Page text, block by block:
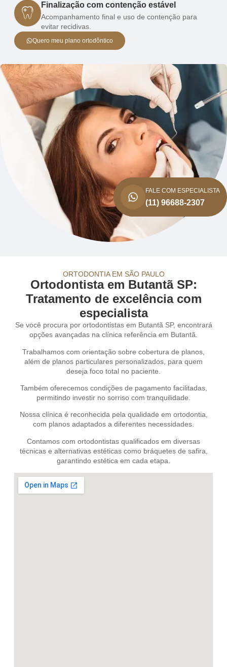
Finalização com contenção estável
Acompanhamento final e uso de contenção para
evitar recidivas.
Quero meu plano ortodôntico
FALE COM ESPECIALISTA
(11) 96688-2307
ORTODONTIA EM SÃO PAULO
Ortodontista em Butantã SP:
Tratamento de excelência com
especialista
Se você procura por ortodontistas em Butantã SP, encontrará
opções avançadas na clínica referência em Butantã.
Trabalhamos com orientação sobre cobertura de planos,
além de planos particulares personalizados, para quem
deseja foco total no paciente.
Também oferecemos condições de pagamento facilitadas,
permitindo investir no sorriso com tranquilidade.
Nossa clínica é reconhecida pela qualidade em ortodontia,
com planos adaptados a diferentes necessidades.
Contamos com ortodontistas qualificados em diversas
técnicas e alternativas estéticas como bráquetes de safira,
garantindo estética em cada etapa.